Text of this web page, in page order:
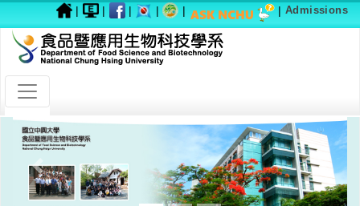
| | | | | | Admissions
Previous Next